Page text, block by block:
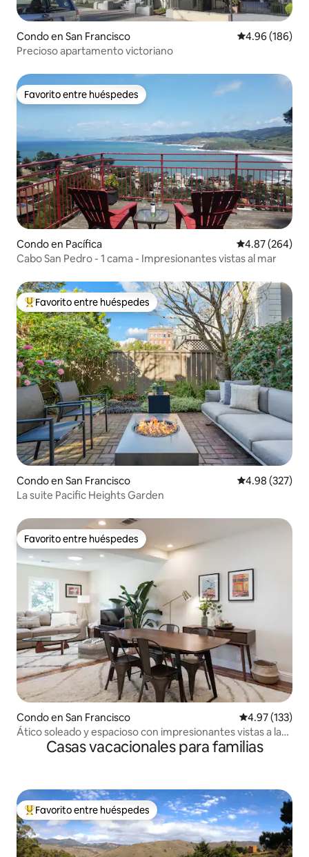
Condo en San Francisco Calificación
4.96 (186)
Precioso apartamento victoriano
Favorito entre huéspedes
Favorito entre huéspedes
Condo en Pacífica Calificación
4.87 (264)
Cabo San Pedro - 1 cama - Impresionantes vistas al mar
Favorito entre huéspedes preferido
Favorito entre huéspedes
Condo en San Francisco Calificación
4.98 (327)
La suite Pacific Heights Garden
Favorito entre huéspedes
Favorito entre huéspedes
Condo en San Francisco Calificación
4.97 (133)
Ático soleado y espacioso con impresionantes vistas a la
ciudadCasas vacacionales para familias
Favorito entre huéspedes preferido
Favorito entre huéspedes